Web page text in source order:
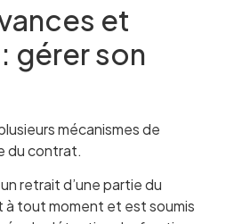
et
gérer son
mécanismes de
du contrat.
retrait d’une partie du
tout moment et est soumis